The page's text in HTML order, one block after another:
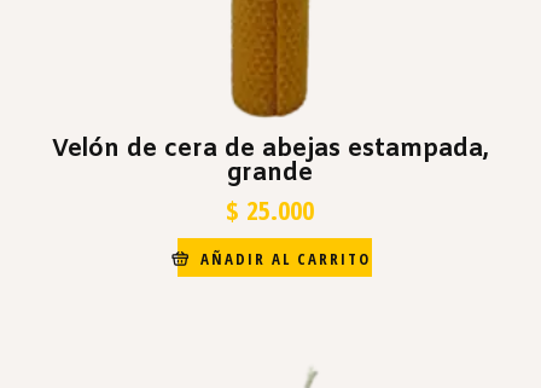
Velón de cera de abejas estampada,
grande
$ 25.000
AÑADIR AL CARRITO